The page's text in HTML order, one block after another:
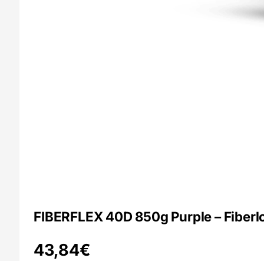
FIBERFLEX 40D 850g Purple –
43,84€